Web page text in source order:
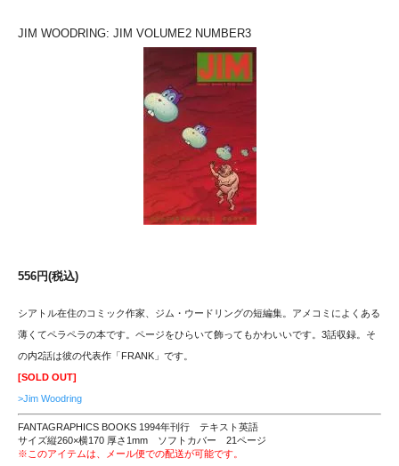
JIM WOODRING: JIM VOLUME2 NUMBER3
556円(税込)
シアトル在住のコミック作家、ジム・ウードリングの短編集。アメコミによくある
薄くてペラペラの本です。ページをひらいて飾ってもかわいいです。3話収録。そ
の内2話は彼の代表作「FRANK」です。
[SOLD OUT]
>Jim Woodring
FANTAGRAPHICS BOOKS 1994年刊行 テキスト英語
サイズ縦260×横170 厚さ1mm ソフトカバー 21ページ
※このアイテムは、メール便での配送が可能です。